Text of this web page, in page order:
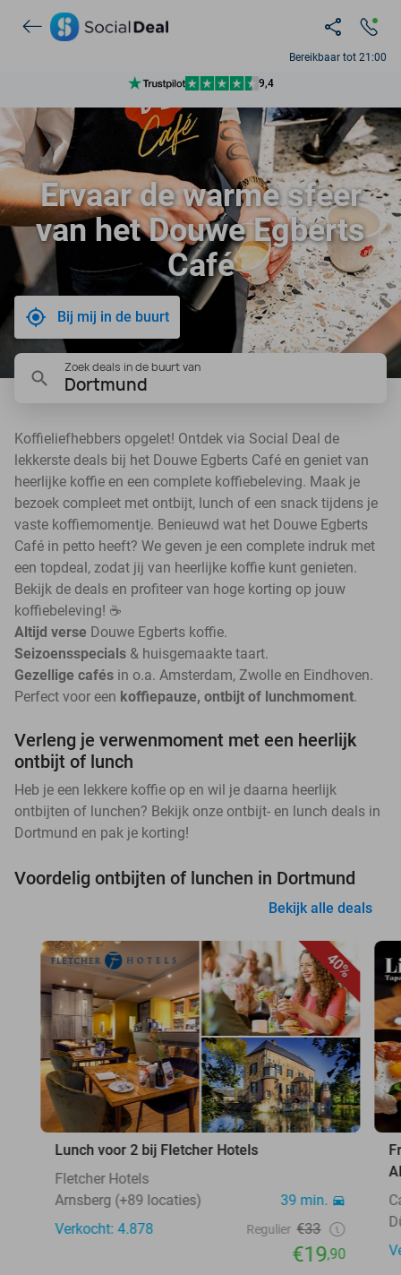
Bereikbaar tot 21:00
Ontdek 15.000+ deals
Ervaar de warme sfeer
van het Douwe Egberts
Café
Bij mij in de buurt
Zoek deals in de buurt van
Dortmund
Koffieliefhebbers opgelet! Ontdek via Social Deal de
lekkerste deals bij het Douwe Egberts Café en geniet van
heerlijke koffie en een complete koffiebeleving. Maak je
bezoek compleet met ontbijt, lunch of een snack tijdens je
vaste koffiemomentje. Benieuwd wat het Douwe Egberts
Café in petto heeft? We geven je een complete indruk met
een topdeal, zodat jij van heerlijke koffie kunt genieten.
Bekijk de deals en profiteer van hoge korting op jouw
koffiebeleving! ☕
Altijd verse Douwe Egberts koffie.
Seizoensspecials & huisgemaakte taart.
Gezellige cafés in o.a. Amsterdam, Zwolle en Eindhoven.
Perfect voor een koffiepauze, ontbijt of lunchmoment.
Verleng je verwenmoment met een heerlijk
ontbijt of lunch
Heb je een lekkere koffie op en wil je daarna heerlijk
ontbijten of lunchen? Bekijk onze ontbijt- en lunch deals in
Dortmund en pak je korting!
Voordelig ontbijten of lunchen in Dortmund
Bekijk alle deals
40%
Lunch voor 2 bij Fletcher Hotels
Fletcher Hotels
Arnsberg (+89 locaties)
39 min.
Verkocht: 4.878
Regulier €33
€19,90